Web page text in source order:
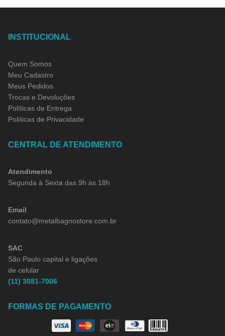
INSTITUCIONAL
Quem Somos
Meu Cadastro
Meus Pedidos
Trocas e Devoluções
Políticas de Entrega
Políticas de Privacidade
CENTRAL DE ATENDIMENTO
Atendimento
Segunda à Sexta das 9h às 18h
Email
contato@metalbagnostore.com.br
SAC
São Paulo capital e ligações
de celular
(11) 3081-7006
FORMAS DE PAGAMENTO